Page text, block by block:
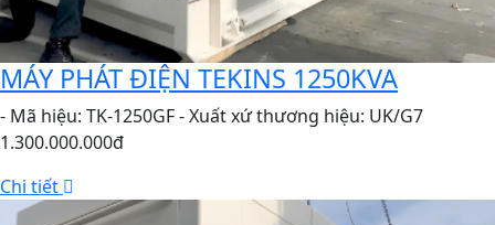
MÁY PHÁT ĐIỆN TEKINS 1250KVA
- Mã hiệu: TK-1250GF - Xuất xứ thương hiệu: UK/G7
1.300.000.000đ
Chi tiết